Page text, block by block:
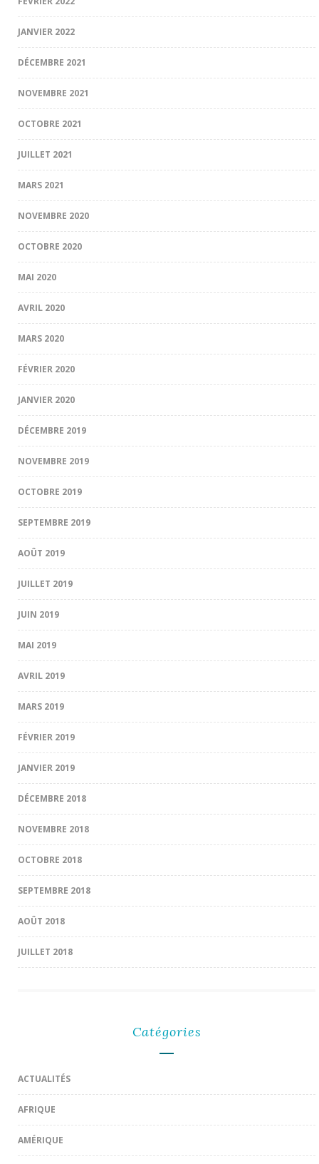
JANVIER 2022
DÉCEMBRE 2021
NOVEMBRE 2021
OCTOBRE 2021
JUILLET 2021
MARS 2021
NOVEMBRE 2020
OCTOBRE 2020
MAI 2020
AVRIL 2020
MARS 2020
FÉVRIER 2020
JANVIER 2020
DÉCEMBRE 2019
NOVEMBRE 2019
OCTOBRE 2019
SEPTEMBRE 2019
AOÛT 2019
JUILLET 2019
JUIN 2019
MAI 2019
AVRIL 2019
MARS 2019
FÉVRIER 2019
JANVIER 2019
DÉCEMBRE 2018
NOVEMBRE 2018
OCTOBRE 2018
SEPTEMBRE 2018
AOÛT 2018
JUILLET 2018
Catégories
ACTUALITÉS
AFRIQUE
AMÉRIQUE